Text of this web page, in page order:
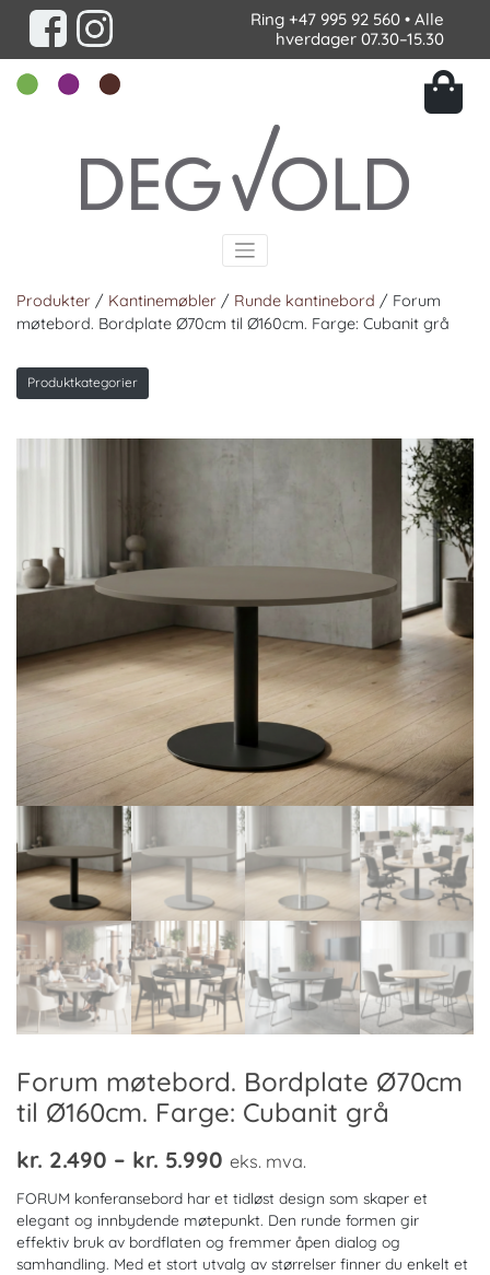
Ring +47 995 92 560 • Alle
hverdager 07.30–15.30
Produkter / Kantinemøbler / Runde kantinebord / Forum
møtebord. Bordplate Ø70cm til Ø160cm. Farge: Cubanit grå
Produktkategorier
Forum møtebord. Bordplate Ø70cm
til Ø160cm. Farge: Cubanit grå
kr. 2.490 – kr. 5.990 Prisområde:
kr. 2.490
til
kr. 5.990
eks. mva.
FORUM konferansebord har et tidløst design som skaper et
elegant og innbydende møtepunkt. Den runde formen gir
effektiv bruk av bordflaten og fremmer åpen dialog og
samhandling. Med et stort utvalg av størrelser finner du enkelt et